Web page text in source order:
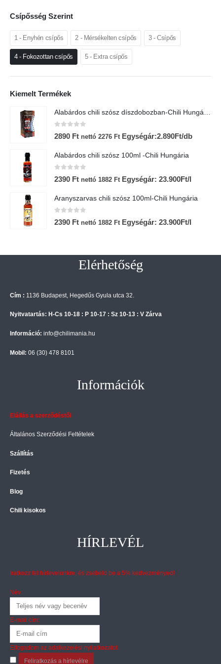
Csípősség Szerint
1 - Enyhén csípős 2 - Mérsékelten csípős 3 - Csípős
4 - Fokozottan csípős 5 - Extra csípős
Kiemelt Termékek
2890 Ft nettó 2276 Ft Egységár:2.890Ft/db
Alabárdos chili szósz 100ml -Chili Hungária
2390 Ft nettó 1882 Ft Egységár: 23.900Ft/l
Aranyszarvas chili szósz 100ml-Chili Hungária
2390 Ft nettó 1882 Ft Egységár: 23.900Ft/l
Elérhetőség
Cím : 1136 Budapest, Hegedűs Gyula utca 32.
Nyitvatartás: H-Cs 10-18 : P 10-17 : Sz 10-13 : V Zárva
Információ: info@chilimania.hu
Mobil: 06 (30) 478 8101
Információk
Elállás a szerződéstől
Általános Szerződési Feltételek
Szállítás
Fizetés
Blog
Chili kisokos
HÍRLEVÉL
Iratkozz fel hírlevelünkre, és zsebeld be a 5% kedvezményed!
Név:
E-mail cím:
Elfogadom az adatkezelési nyilatkozatot
Feliratkozás a hírlevélre